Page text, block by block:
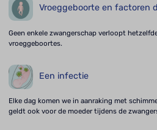
Vroeggeboorte en factoren
Geen enkele zwangerschap verloopt
vroeggeboortes.
Een infectie
Elke dag komen we in aanraking met
geldt ook voor de moeder tijdens de